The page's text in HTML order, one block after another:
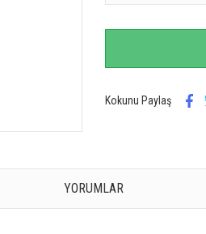
Kokunu Paylaş
YORUMLAR